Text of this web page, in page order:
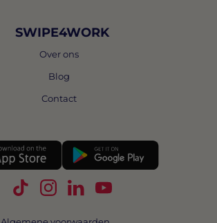
SWIPE4WORK
Over ons
Blog
Contact
Volg Swipe4Work op TikTok
Volg Swipe4Work op
Volg Swipe4Work op
Volg Swipe4Work